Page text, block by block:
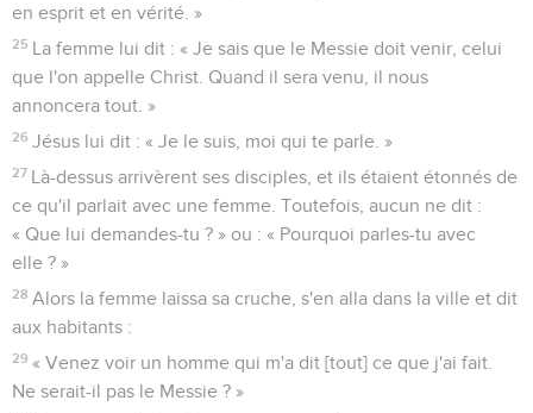
en esprit et en vérité. »
25 La femme lui dit : « Je sais que le Messie doit venir, celui
que l'on appelle Christ. Quand il sera venu, il nous
annoncera tout. »
26 Jésus lui dit : « Je le suis, moi qui te parle. »
27 Là-dessus arrivèrent ses disciples, et ils étaient étonnés de
ce qu'il parlait avec une femme. Toutefois, aucun ne dit :
« Que lui demandes-tu ? » ou : « Pourquoi parles-tu avec
elle ? »
28 Alors la femme laissa sa cruche, s'en alla dans la ville et dit
aux habitants :
29 « Venez voir un homme qui m'a dit [tout] ce que j'ai fait.
Ne serait-il pas le Messie ? »